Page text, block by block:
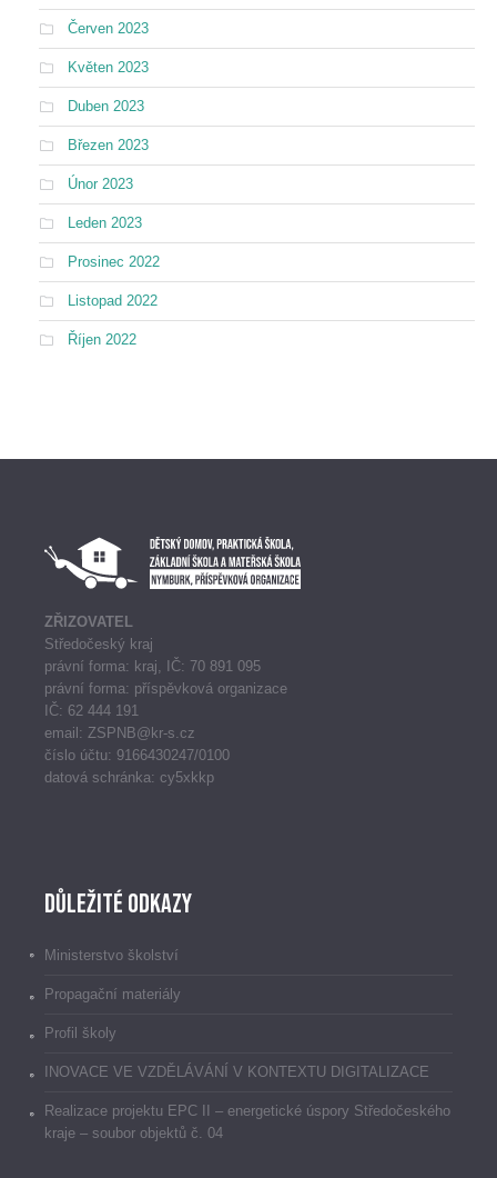
Červen 2023
Květen 2023
Duben 2023
Březen 2023
Únor 2023
Leden 2023
Prosinec 2022
Listopad 2022
Říjen 2022
ZŘIZOVATEL
Středočeský kraj
právní forma: kraj, IČ: 70 891 095
právní forma: příspěvková organizace
IČ: 62 444 191
email: ZSPNB@kr-s.cz
číslo účtu: 9166430247/0100
datová schránka: cy5xkkp
Důležité odkazy
Ministerstvo školství
Propagační materiály
Profil školy
INOVACE VE VZDĚLÁVÁNÍ V KONTEXTU DIGITALIZACE
Realizace projektu EPC II – energetické úspory Středočeského
kraje – soubor objektů č. 04